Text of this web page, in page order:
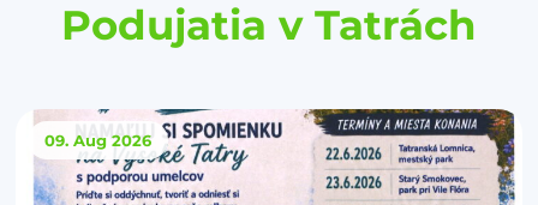
Podujatia v Tatrách
09. Aug 2026